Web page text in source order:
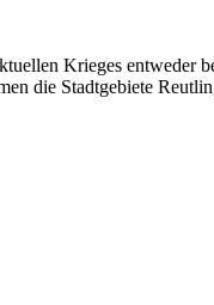
Krieges entweder
die Stadtgebiete